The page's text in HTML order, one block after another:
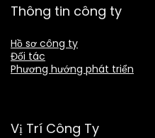
Thông tin công ty
Hồ sơ công ty
Đối tác
Phương hướng phát triển
Vị Trí Công Ty